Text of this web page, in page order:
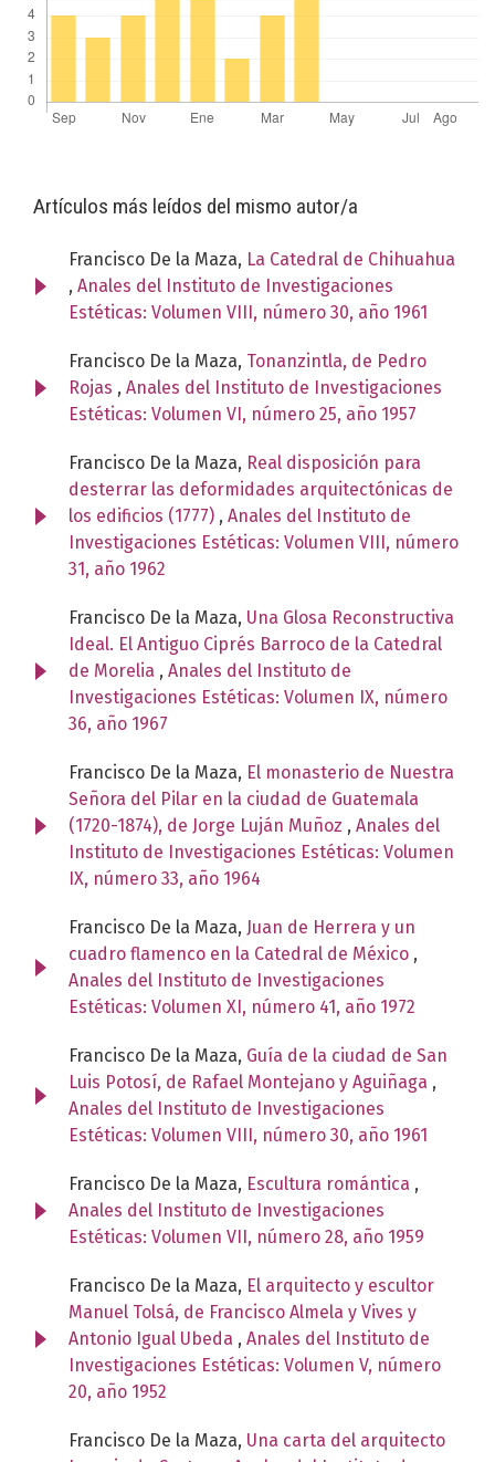
Artículos más leídos del mismo autor/a
Francisco De la Maza, La Catedral de Chihuahua
, Anales del Instituto de Investigaciones
Estéticas: Volumen VIII, número 30, año 1961
Francisco De la Maza, Tonanzintla, de Pedro
Rojas , Anales del Instituto de Investigaciones
Estéticas: Volumen VI, número 25, año 1957
Francisco De la Maza, Real disposición para
desterrar las deformidades arquitectónicas de
los edificios (1777) , Anales del Instituto de
Investigaciones Estéticas: Volumen VIII, número
31, año 1962
Francisco De la Maza, Una Glosa Reconstructiva
Ideal. El Antiguo Ciprés Barroco de la Catedral
de Morelia , Anales del Instituto de
Investigaciones Estéticas: Volumen IX, número
36, año 1967
Francisco De la Maza, El monasterio de Nuestra
Señora del Pilar en la ciudad de Guatemala
(1720-1874), de Jorge Luján Muñoz , Anales del
Instituto de Investigaciones Estéticas: Volumen
IX, número 33, año 1964
Francisco De la Maza, Juan de Herrera y un
cuadro flamenco en la Catedral de México ,
Anales del Instituto de Investigaciones
Estéticas: Volumen XI, número 41, año 1972
Francisco De la Maza, Guía de la ciudad de San
Luis Potosí, de Rafael Montejano y Aguiñaga ,
Anales del Instituto de Investigaciones
Estéticas: Volumen VIII, número 30, año 1961
Francisco De la Maza, Escultura romántica ,
Anales del Instituto de Investigaciones
Estéticas: Volumen VII, número 28, año 1959
Francisco De la Maza, El arquitecto y escultor
Manuel Tolsá, de Francisco Almela y Vives y
Antonio Igual Ubeda , Anales del Instituto de
Investigaciones Estéticas: Volumen V, número
20, año 1952
Francisco De la Maza, Una carta del arquitecto